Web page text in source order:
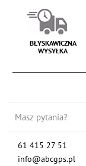
BŁYSKAWICZNA
WYSYŁKA
Masz pytania?
61 415 27 51
info@abcgps.pl